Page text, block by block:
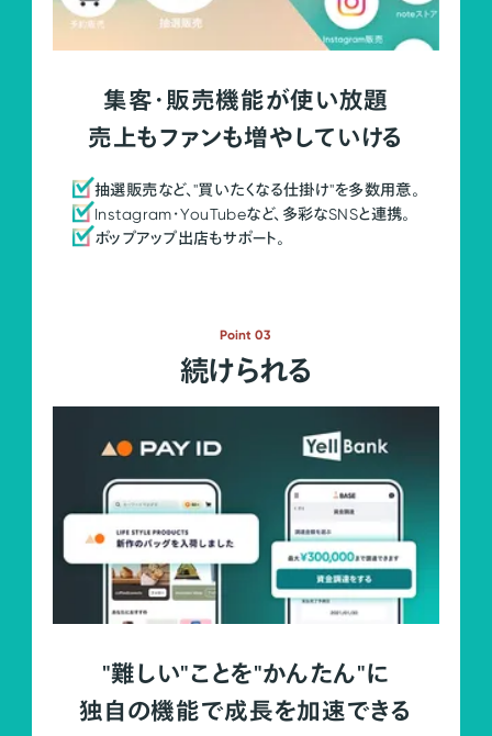
集客・販売機能が使い放題
売上もファンも増やしていける
抽選販売など、"買いたくなる仕掛け"を多数用意。
Instagram・YouTubeなど、多彩なSNSと連携。
ポップアップ出店もサポート。
Point 03
続けられる
"難しい"ことを"かんたん"に
独自の機能で成長を加速できる